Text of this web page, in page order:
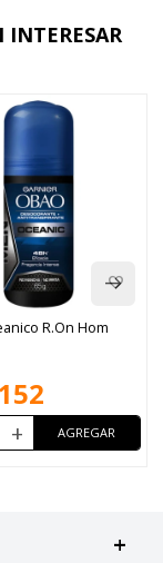
INTERESAR
R.On Hom
152
+